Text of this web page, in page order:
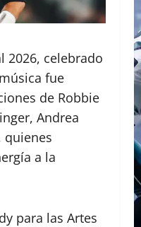
2026, celebrado
fue
de Robbie
Andrea
quienes
a la
para las Artes